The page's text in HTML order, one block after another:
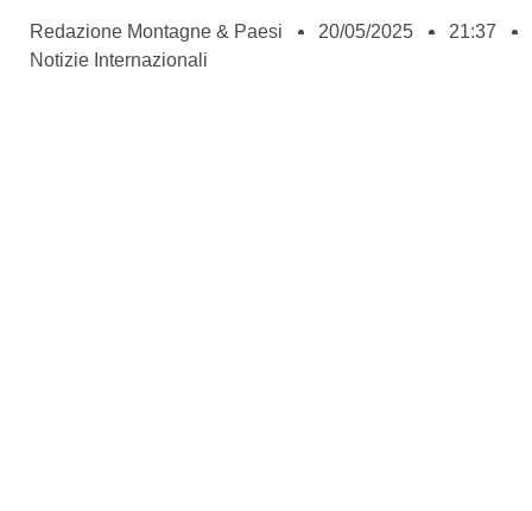
Redazione Montagne & Paesi 20/05/2025
21:37
Notizie Internazionali